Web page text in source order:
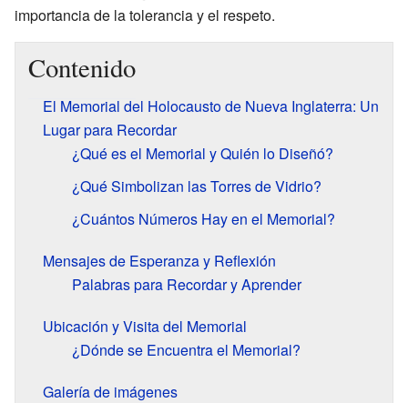
importancia de la tolerancia y el respeto.
Contenido
El Memorial del Holocausto de Nueva Inglaterra: Un
Lugar para Recordar
¿Qué es el Memorial y Quién lo Diseñó?
¿Qué Simbolizan las Torres de Vidrio?
¿Cuántos Números Hay en el Memorial?
Mensajes de Esperanza y Reflexión
Palabras para Recordar y Aprender
Ubicación y Visita del Memorial
¿Dónde se Encuentra el Memorial?
Galería de imágenes